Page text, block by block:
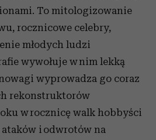
To mitologizowanie
rocznicowe celebry,
młodych ludzi
wywołuje w nim lekką
wyprowadza go coraz
rekonstruktorów
w rocznicę walk hobbyści
i odwrotów na